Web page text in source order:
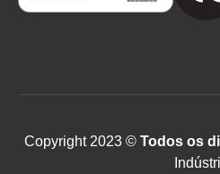
Copyright 2023 ©Todos os